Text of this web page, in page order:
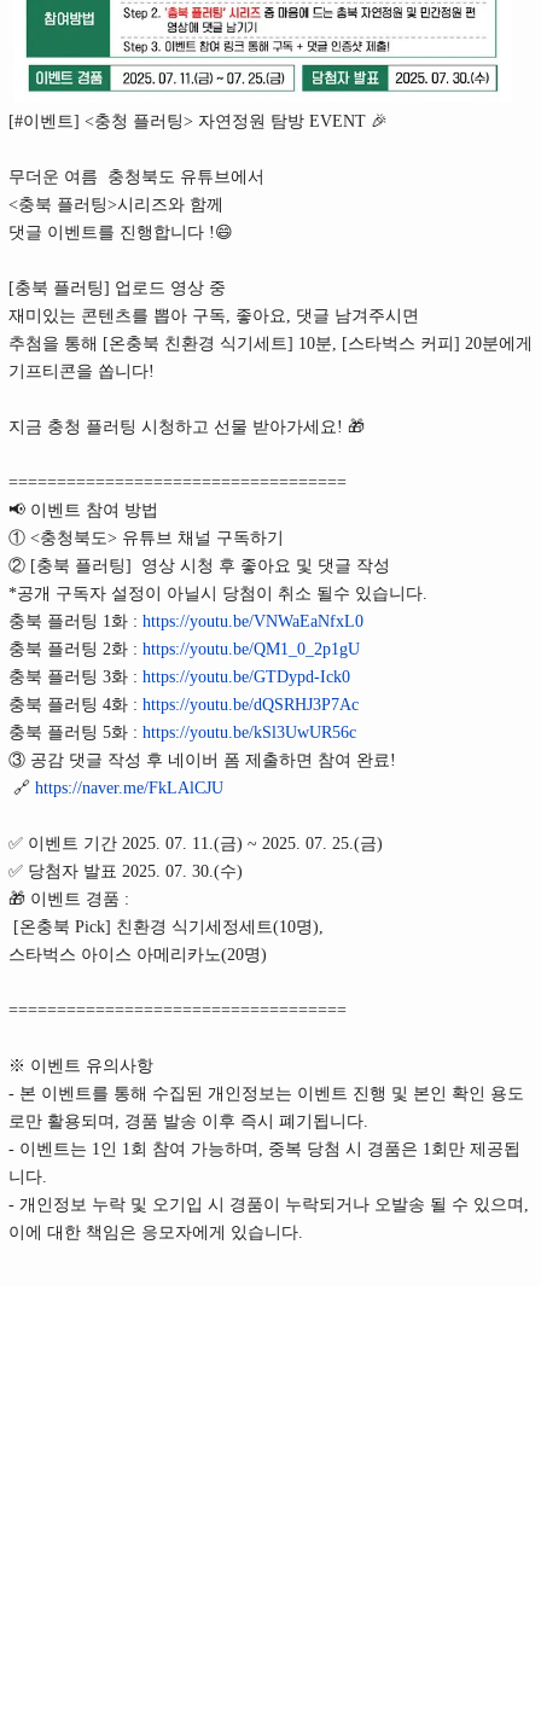
[#이벤트] <충청 플러팅> 자연정원 탐방 EVENT 🎉
무더운 여름 충청북도 유튜브에서
<충북 플러팅>시리즈와 함께
댓글 이벤트를 진행합니다 !😄
[충북 플러팅] 업로드 영상 중
재미있는 콘텐츠를 뽑아 구독, 좋아요, 댓글 남겨주시면
추첨을 통해 [온충북 친환경 식기세트] 10분, [스타벅스 커피] 20분에게
기프티콘을 쏩니다!
지금 충청 플러팅 시청하고 선물 받아가세요! 🎁
===================================
📢 이벤트 참여 방법
① <충청북도> 유튜브 채널 구독하기
② [충북 플러팅] 영상 시청 후 좋아요 및 댓글 작성
*공개 구독자 설정이 아닐시 당첨이 취소 될수 있습니다.
충북 플러팅 1화 : https://youtu.be/VNWaEaNfxL0
충북 플러팅 2화 : https://youtu.be/QM1_0_2p1gU
충북 플러팅 3화 : https://youtu.be/GTDypd-Ick0
충북 플러팅 4화 : https://youtu.be/dQSRHJ3P7Ac
충북 플러팅 5화 : https://youtu.be/kSl3UwUR56c
③ 공감 댓글 작성 후 네이버 폼 제출하면 참여 완료!
🔗 https://naver.me/FkLAlCJU
✅ 이벤트 기간 2025. 07. 11.(금) ~ 2025. 07. 25.(금)
✅ 당첨자 발표 2025. 07. 30.(수)
🎁 이벤트 경품 :
[온충북 Pick] 친환경 식기세정세트(10명),
스타벅스 아이스 아메리카노(20명)
===================================
※ 이벤트 유의사항
- 본 이벤트를 통해 수집된 개인정보는 이벤트 진행 및 본인 확인 용도
로만 활용되며, 경품 발송 이후 즉시 폐기됩니다.
- 이벤트는 1인 1회 참여 가능하며, 중복 당첨 시 경품은 1회만 제공됩
니다.
- 개인정보 누락 및 오기입 시 경품이 누락되거나 오발송 될 수 있으며,
이에 대한 책임은 응모자에게 있습니다.